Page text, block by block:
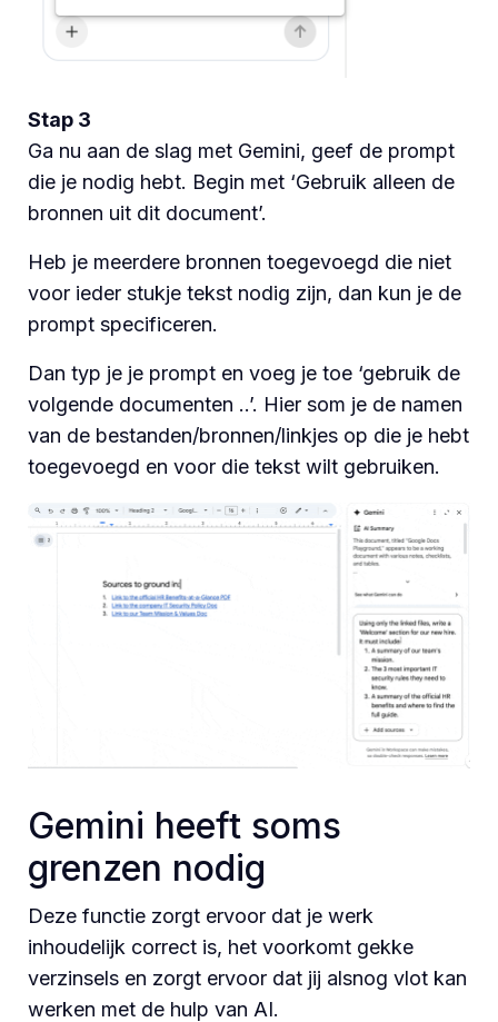
Stap 3
Ga nu aan de slag met Gemini, geef de prompt
die je nodig hebt. Begin met ‘Gebruik alleen de
bronnen uit dit document’.
Heb je meerdere bronnen toegevoegd die niet
voor ieder stukje tekst nodig zijn, dan kun je de
prompt specificeren.
Dan typ je je prompt en voeg je toe ‘gebruik de
volgende documenten ..’. Hier som je de namen
van de bestanden/bronnen/linkjes op die je hebt
toegevoegd en voor die tekst wilt gebruiken.
Gemini heeft soms
grenzen nodig
Deze functie zorgt ervoor dat je werk
inhoudelijk correct is, het voorkomt gekke
verzinsels en zorgt ervoor dat jij alsnog vlot kan
werken met de hulp van AI.